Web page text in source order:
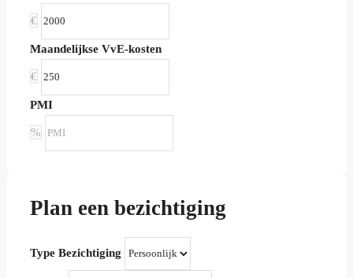
€
Maandelijkse VvE-kosten
€
PMI
%
Plan een bezichtiging
Type Bezichtiging